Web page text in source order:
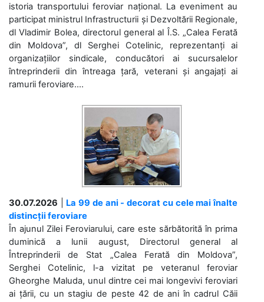
istoria transportului feroviar național. La eveniment au
participat ministrul Infrastructurii și Dezvoltării Regionale,
dl Vladimir Bolea, directorul general al Î.S. „Calea Ferată
din Moldova”, dl Serghei Cotelinic, reprezentanți ai
organizațiilor sindicale, conducători ai sucursalelor
întreprinderii din întreaga țară, veterani și angajați ai
ramurii feroviare....
30.07.2026
La 99 de ani - decorat cu cele mai înalte
distincții feroviare
În ajunul Zilei Feroviarului, care este sărbătorită în prima
duminică a lunii august, Directorul general al
Întreprinderii de Stat „Calea Ferată din Moldova”,
Serghei Cotelinic, l-a vizitat pe veteranul feroviar
Gheorghe Maluda, unul dintre cei mai longevivi feroviari
ai țării, cu un stagiu de peste 42 de ani în cadrul Căii